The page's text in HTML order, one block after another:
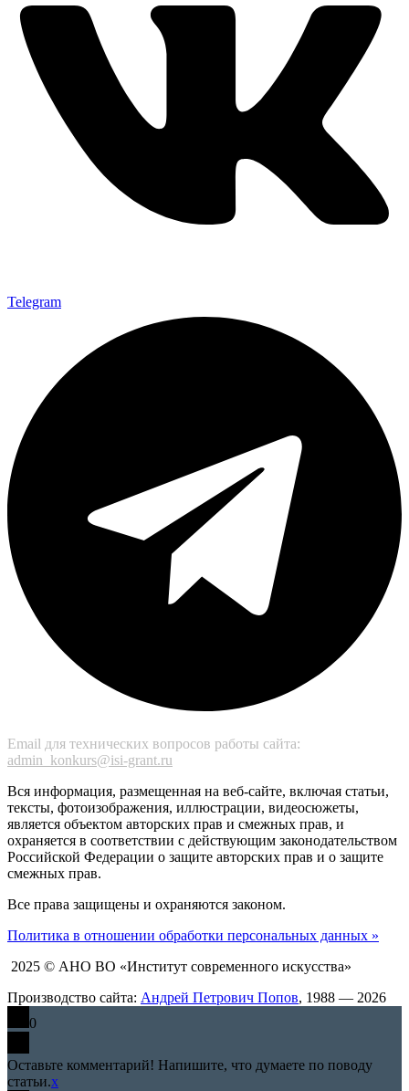
Telegram
Email для технических вопросов работы сайта:
admin_konkurs@isi-grant.ru
Вся информация, размещенная на веб-сайте, включая статьи,
тексты, фотоизображения, иллюстрации, видеосюжеты,
является объектом авторских прав и смежных прав, и
охраняется в соответствии с действующим законодательством
Российской Федерации о защите авторских прав и о защите
смежных прав.
Все права защищены и охраняются законом.
Политика в отношении обработки персональных данных »
2025 © АНО ВО «Институт современного искусства»
Производство сайта: Андрей Петрович Попов, 1988 — 2026
0
Оставьте комментарий! Напишите, что думаете по поводу
статьи.x